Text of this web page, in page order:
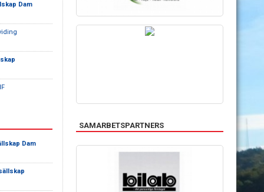
Dam
Dam
SAMARBETSPARTNERS